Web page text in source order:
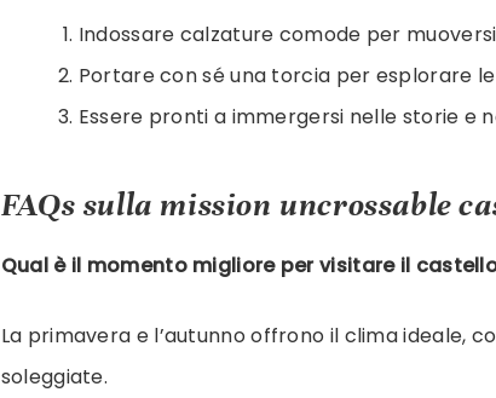
Indossare calzature comode per
Portare con sé una torcia per esplorare
Essere pronti a immergersi nelle storie e
FAQs sulla mission uncrossable
Qual è il momento migliore per visitare il
La primavera e l’autunno offrono il clima ideale,
soleggiate.